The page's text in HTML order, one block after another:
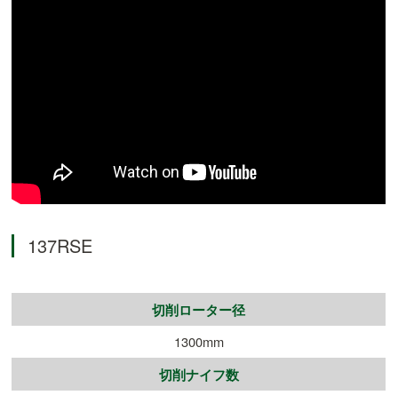
137RSE
切削ローター径
1300mm
切削ナイフ数